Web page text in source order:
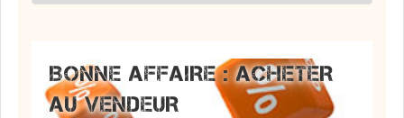
BONNE AFFAIRE : ACHETER
AU VENDEUR